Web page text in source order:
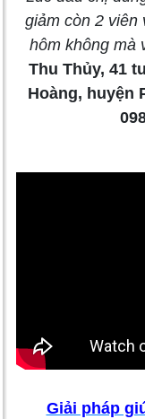
giảm còn 2 viên
hôm không mà
Thu Thủy, 41
Hoàng, huyện
Giải pháp